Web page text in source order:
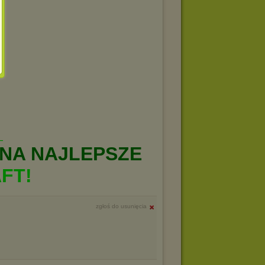
NA NAJLEPSZE
zgłoś do usunięcia